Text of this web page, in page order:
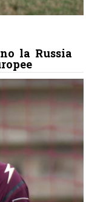
la Russia